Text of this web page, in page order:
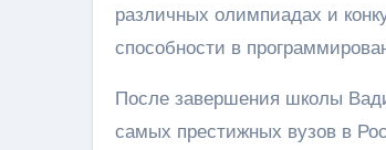
различных олимпиадах и
способности в
После завершения школы
самых престижных вузов в